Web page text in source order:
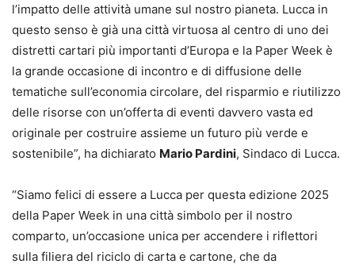
l’impatto delle attività umane sul nostro pianeta. Lucca in
questo senso è già una città virtuosa al centro di uno dei
distretti cartari più importanti d’Europa e la Paper Week è
la grande occasione di incontro e di diffusione delle
tematiche sull’economia circolare, del risparmio e riutilizzo
delle risorse con un’offerta di eventi davvero vasta ed
originale per costruire assieme un futuro più verde e
sostenibile”, ha dichiarato Mario Pardini, Sindaco di Lucca.
“Siamo felici di essere a Lucca per questa edizione 2025
della Paper Week in una città simbolo per il nostro
comparto, un’occasione unica per accendere i riflettori
sulla filiera del riciclo di carta e cartone, che da